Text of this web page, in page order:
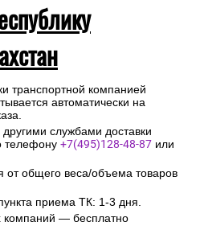
транспортной компанией
автоматически на
службами доставки
телефону +7(495)128-48-87 или
от общего веса/объема товаров
приема ТК: 1-3 дня.
компаний — бесплатно